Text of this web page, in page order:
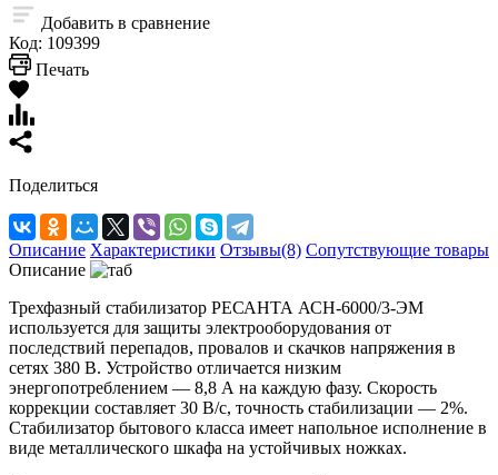
Добавить в сравнение
Код: 109399
Печать
Поделиться
Описание Характеристики Отзывы(8) Сопутствующие товары
Описание
Трехфазный стабилизатор РЕСАНТА АСН-6000/3-ЭМ
используется для защиты электрооборудования от
последствий перепадов, провалов и скачков напряжения в
сетях 380 В. Устройство отличается низким
энергопотреблением — 8,8 А на каждую фазу. Скорость
коррекции составляет 30 В/с, точность стабилизации — 2%.
Стабилизатор бытового класса имеет напольное исполнение в
виде металлического шкафа на устойчивых ножках.